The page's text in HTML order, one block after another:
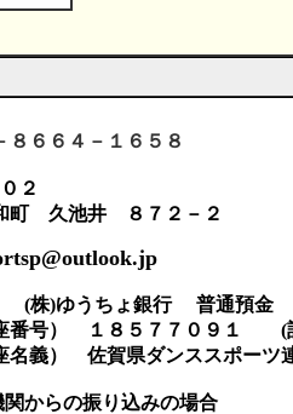
６６４－１６５８
２
和町 久池井
(株)ゆうちょ銀行 普通預金
１８５７７０９１ (記
佐賀県ダンススポーツ
からの振り込みの場合